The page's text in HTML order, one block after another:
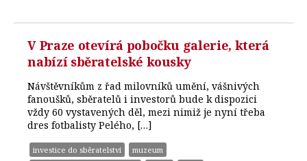
V Praze otevírá pobočku galerie, která
nabízí sběratelské kousky
Návštěvníkům z řad milovníků umění, vášnivých
fanoušků, sběratelů i investorů bude k dispozici
vždy 60 vystavených děl, mezi nimiž je nyní třeba
dres fotbalisty Pelého, […]
investice do sběratelství
muzeum